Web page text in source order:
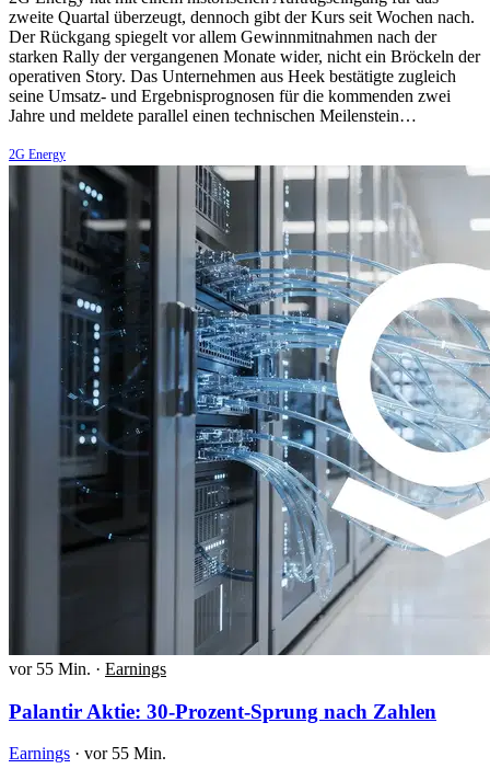
zweite Quartal überzeugt, dennoch gibt der Kurs seit Wochen nach.
Der Rückgang spiegelt vor allem Gewinnmitnahmen nach der
starken Rally der vergangenen Monate wider, nicht ein Bröckeln der
operativen Story. Das Unternehmen aus Heek bestätigte zugleich
seine Umsatz- und Ergebnisprognosen für die kommenden zwei
Jahre und meldete parallel einen technischen Meilenstein…
2G Energy
vor 55 Min. · Earnings
Palantir Aktie: 30-Prozent-Sprung nach Zahlen
Earnings · vor 55 Min.